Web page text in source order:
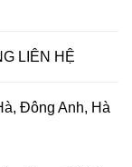
LIÊN HỆ
Đông Anh, Hà